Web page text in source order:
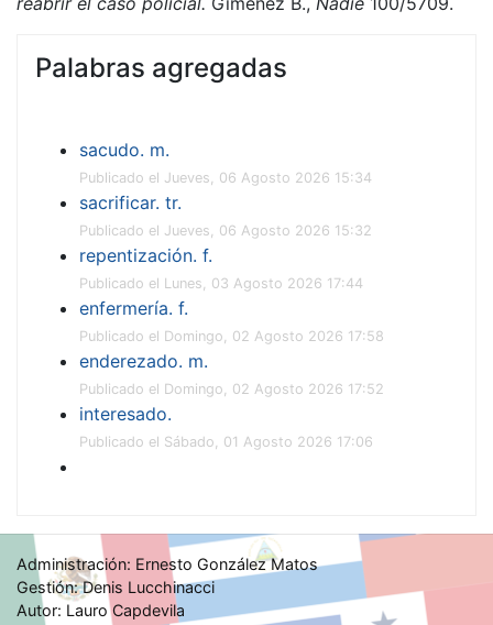
Palabras agregadas
sacudo. m.
Publicado el Jueves, 06 Agosto 2026 15:34
sacrificar. tr.
Publicado el Jueves, 06 Agosto 2026 15:32
repentización. f.
Publicado el Lunes, 03 Agosto 2026 17:44
enfermería. f.
Publicado el Domingo, 02 Agosto 2026 17:58
enderezado. m.
Publicado el Domingo, 02 Agosto 2026 17:52
interesado.
Publicado el Sábado, 01 Agosto 2026 17:06
Administración: Ernesto González Matos
Gestión: Denis Lucchinacci
Autor: Lauro Capdevila